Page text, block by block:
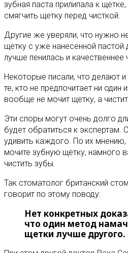
зубная паста прилипала к
смягчить щетку перед чисткой.
Другие же уверяли, что нужно
щетку с уже нанесенной пастой
лучше пенилась и качественнее
Некоторые писали, что делают
те, кто не предпочитает ни один
вообще не мочит щетку, а
Эти споры могут очень долго
будет обратиться к экспертам.
удивить каждого. По их
мочите зубную щетку, намного
чистить зубы.
Так стоматолог британский
говорит по этому поводу:
Нет конкретных
что один метод
щетки лучше другого.